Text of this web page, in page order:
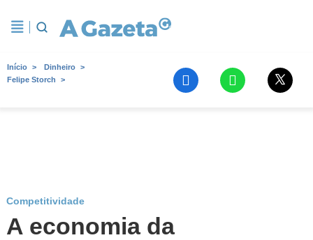
Início
Dinheiro
Felipe Storch
Competitividade
A economia da